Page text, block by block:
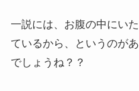
一説には、お腹の中にい
ているから、というのが
でしょうね？？